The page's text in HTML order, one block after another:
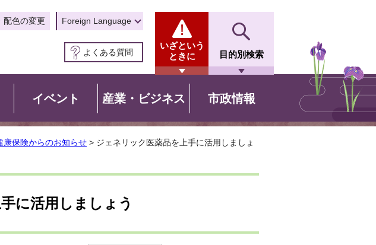
配色の変更 Foreign Language
よくある質問
いざという
ときに
目的別検索
イベント 産業・ビジネス 市政情報
康保険からのお知らせ > ジェネリック医薬品を上手に活用しましょ
に活用しましょう